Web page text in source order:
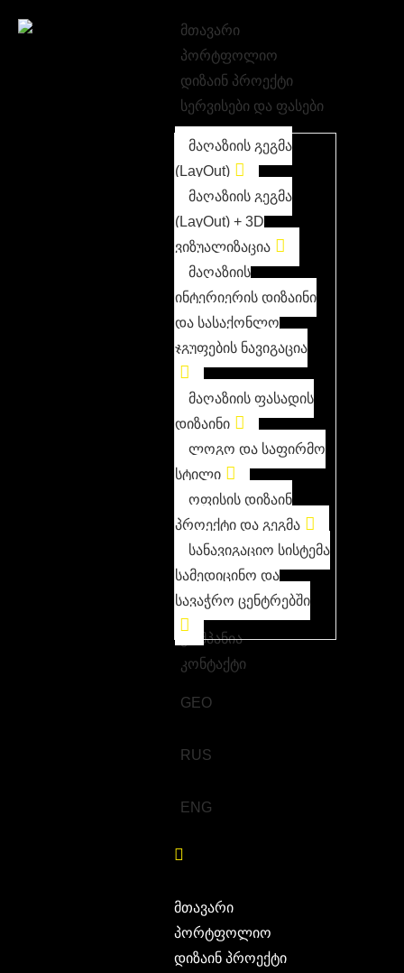
მთავარი
პორტფოლიო
დიზაინ პროექტი
სერვისები და ფასები
მაღაზიის გეგმა
(LayOut)
მაღაზიის გეგმა
(LayOut) + 3D
ვიზუალიზაცია
მაღაზიის
ინტერიერის დიზაინი
და სასაქონლო
ჯგუფების ნავიგაცია
მაღაზიის ფასადის
დიზაინი
ლოგო და საფირმო
სტილი
ოფისის დიზაინ
პროექტი და გეგმა
სანავიგაციო სისტემა
სამედიცინო და
სავაჭრო ცენტრებში
კომპანია
კონტაქტი
GEO
RUS
ENG
მთავარი
პორტფოლიო
დიზაინ პროექტი